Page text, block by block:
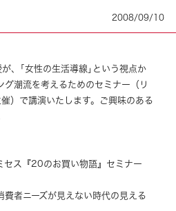
2008/09/10
、｢女性の生活導線｣という視点か
グ潮流を考えるためのセミナー（リ
）で講演いたします。ご興味のある
セス『20のお買い物語』セミナー
者ニーズが見えない時代の見える